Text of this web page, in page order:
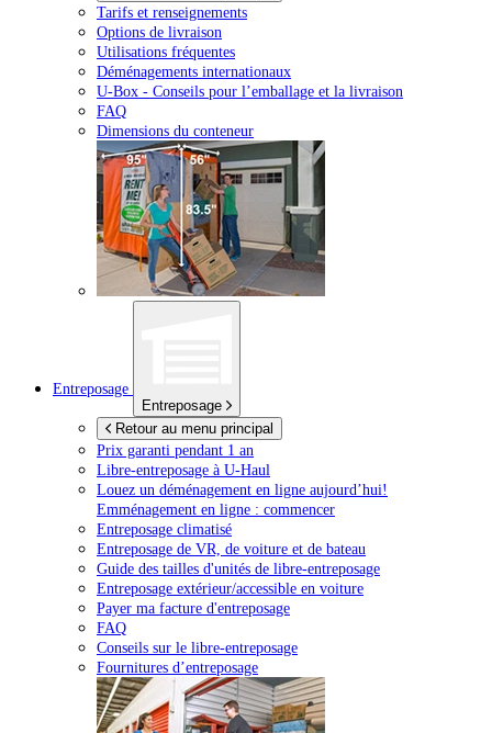
Tarifs et renseignements
Options de livraison
Utilisations fréquentes
Déménagements internationaux
U-Box - Conseils pour l’emballage et la livraison
FAQ
Dimensions du conteneur
Entreposage
Entreposage
Retour au menu principal
Prix garanti pendant 1 an
Libre-entreposage à U-Haul
Louez un déménagement en ligne aujourd’hui!
Emménagement en ligne : commencer
Entreposage climatisé
Entreposage de VR, de voiture et de bateau
Guide des tailles d'unités de libre-entreposage
Entreposage extérieur/accessible en voiture
Payer ma facture d'entreposage
FAQ
Conseils sur le libre-entreposage
Fournitures d’entreposage